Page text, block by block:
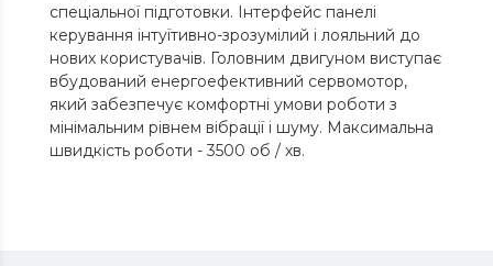
спеціальної підготовки. Інтерфейс панелі
керування інтуїтивно-зрозумілий і лояльний до
нових користувачів. Головним двигуном виступає
вбудований енергоефективний сервомотор,
який забезпечує комфортні умови роботи з
мінімальним рівнем вібрації і шуму. Максимальна
швидкість роботи - 3500 об / хв.